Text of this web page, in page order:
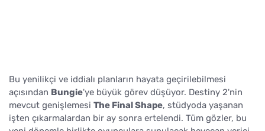
Bu yenilikçi ve iddialı planların hayata geçirilebilmesi
açısından Bungie'ye büyük görev düşüyor. Destiny 2'nin
mevcut genişlemesi The Final Shape, stüdyoda yaşanan
işten çıkarmalardan bir ay sonra ertelendi. Tüm gözler, bu